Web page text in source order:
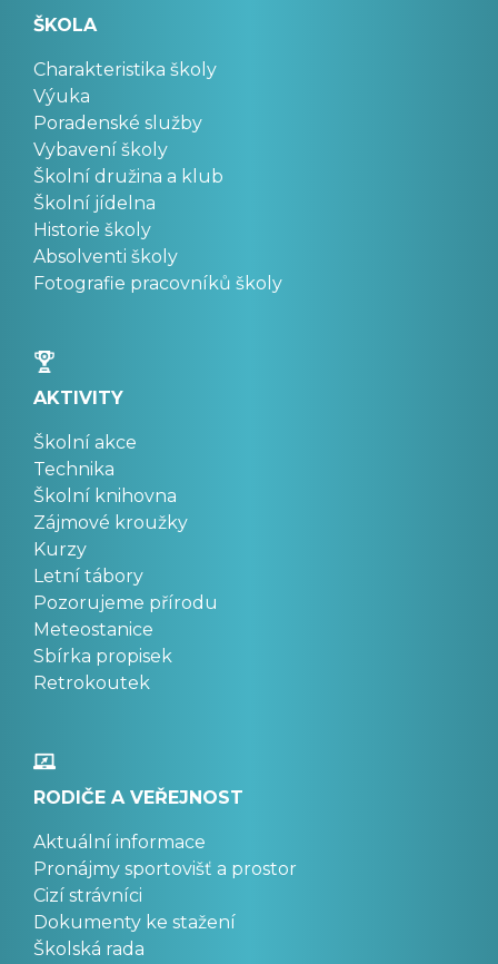
ŠKOLA
Charakteristika školy
Výuka
Poradenské služby
Vybavení školy
Školní družina a klub
Školní jídelna
Historie školy
Absolventi školy
Fotografie pracovníků školy
AKTIVITY
Školní akce
Technika
Školní knihovna
Zájmové kroužky
Kurzy
Letní tábory
Pozorujeme přírodu
Meteostanice
Sbírka propisek
Retrokoutek
RODIČE A VEŘEJNOST
Aktuální informace
Pronájmy sportovišť a prostor
Cizí strávníci
Dokumenty ke stažení
Školská rada